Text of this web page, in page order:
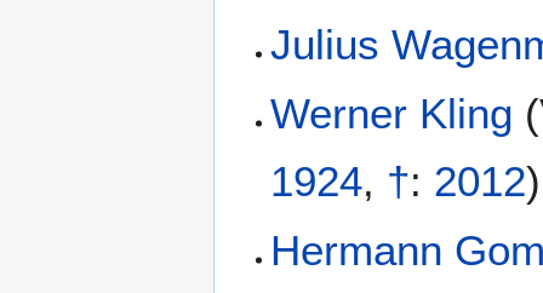
Julius
Werner Kling (
1924, †: 2012)
Hermann